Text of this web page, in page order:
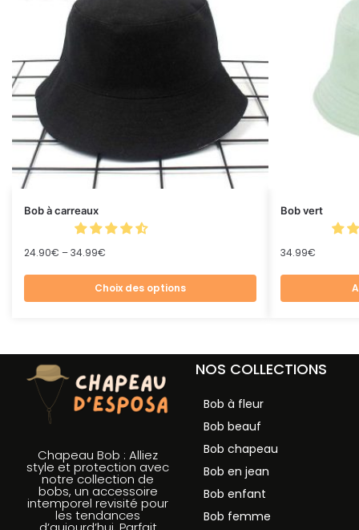
Bob à carreaux
24.90€ –34.99€
Choix des options
Bob vert
34.99€
Chapeau Bob : Alliez
style et protection avec
notre collection de
bobs, un accessoire
intemporel revisité pour
les tendances
NOS COLLECTIONS
Bob à fleur
Bob beauf
Bob chapeau
Bob en jean
Bob enfant
Bob femme